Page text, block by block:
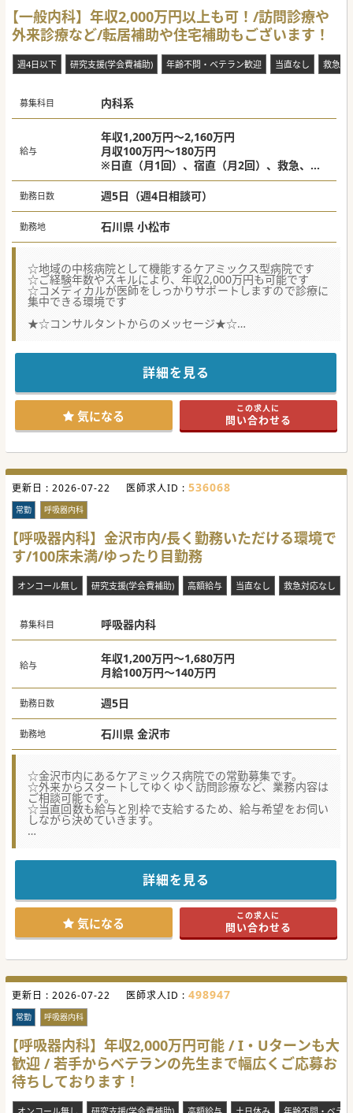
【一般内科】年収2,000万円以上も可！/訪問診療や
外来診療など/転居補助や住宅補助もございます！
週4日以下 研究支援(学会費補助) 年齢不問・ベテラン歓迎 当直なし 救急対
募集科目 内科系
給与
年収1,200万円～2,160万円
月収100万円～180万円
※日直（月1回）、宿直（月2回）、救急、時
間外手当を含む想定年収額です。
※経歴・専門医等を考慮し面接を経て決定。
※上記金額以外に研究費予算あり。
勤務日数 週5日（週4日相談可）
勤務地 石川県 小松市
☆地域の中核病院として機能するケアミックス型病院です
☆ご経験年数やスキルにより、年収2,000万円も可能です
☆コメディカルが医師をしっかりサポートしますので診療に
集中できる環境です
★☆コンサルタントからのメッセージ★☆
訪問診療をはじめ、外来等を行っていただける募集しており
週4日勤務、時短勤務、夜間対応の免除など…働き方のご相
遠方の先生の場合は着任手当の支給や、面接時の交通費や宿
泊費も支給可能です。
少しでもご興味がございましたら、お気軽にお問合せくださ
#秋入職可
詳細を見る
気になる この求人に
問い合わせる
更新日 : 2026-07-22 医師求人ID : 536068
常勤 呼吸器内科
【呼吸器内科】金沢市内/長く勤務いただける環境で
す/100床未満/ゆったり目勤務
オンコール無し 研究支援(学会費補助) 高額給与 当直なし 救急対応なし
募集科目 呼吸器内科
給与
年収1,200万円～1,680万円
月給100万円～140万円
勤務日数 週5日
勤務地 石川県 金沢市
☆金沢市内にあるケアミックス病院での常勤募集です。
☆外来からスタートしてゆくゆく訪問診療など、業務内容は
ご相談可能です。
☆当直回数も給与と別枠で支給するため、給与希望をお伺い
しながら決めていきます。
在籍医師は～80代の先生もご活躍されており、60歳の定年後
も長くお勤めいただくことが可能です。
働き方に応じて高額年収のご提示も可能です。
ご興味ございましたらお気軽にお問い合わせください。
#秋入職可
詳細を見る
気になる この求人に
問い合わせる
更新日 : 2026-07-22 医師求人ID : 498947
常勤 呼吸器内科
【呼吸器内科】年収2,000万円可能 / I・Uターンも大
歓迎 / 若手からベテランの先生まで幅広くご応募お
待ちしております！